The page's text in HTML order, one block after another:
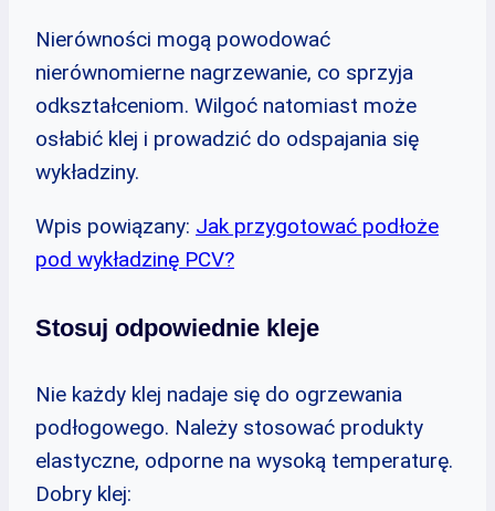
Nierówności mogą powodować
nierównomierne nagrzewanie, co sprzyja
odkształceniom. Wilgoć natomiast może
osłabić klej i prowadzić do odspajania się
wykładziny.
Wpis powiązany: Jak przygotować podłoże
pod wykładzinę PCV?
Stosuj odpowiednie kleje
Nie każdy klej nadaje się do ogrzewania
podłogowego. Należy stosować produkty
elastyczne, odporne na wysoką temperaturę.
Dobry klej: